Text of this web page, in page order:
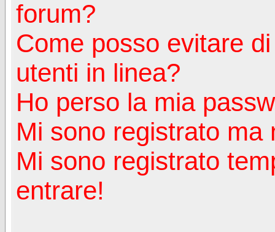
forum?
Come posso evitare
utenti in linea?
Ho perso la mia
Mi sono registrato ma
Mi sono registrato
entrare!